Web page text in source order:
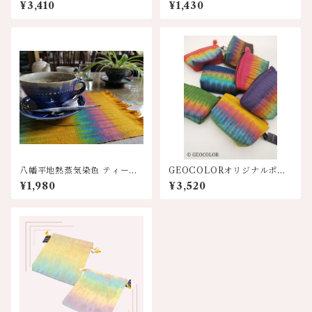
¥3,410 ¥1,430
八幡平地熱蒸気染色 ティーマ
ット 各色
¥1,980
GEOCOLORオリジナルポー
チ【各色】
¥3,520